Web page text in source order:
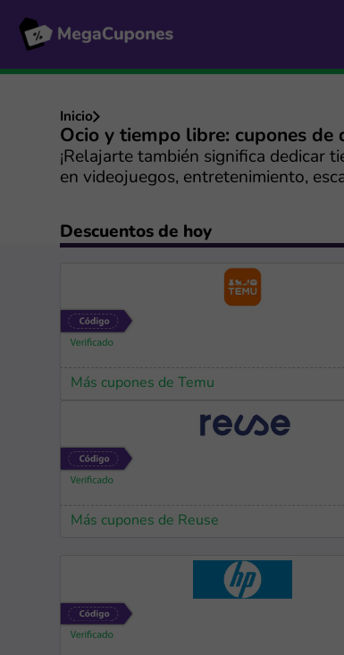
Inicio
Ocio y tiempo libre: cupones de
¡Relajarte también significa dedicar
en videojuegos, entretenimiento,
Descuentos de hoy
Más cupones de Temu
Más cupones de Reuse